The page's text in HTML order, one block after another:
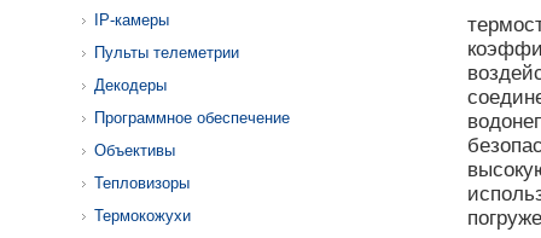
IP-камеры
Пульты телеметрии
Декодеры
Программное обеспечение
Объективы
Тепловизоры
Термокожухи